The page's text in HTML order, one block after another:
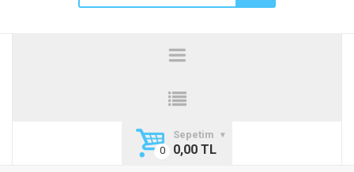
Sepetim
0,00 TL